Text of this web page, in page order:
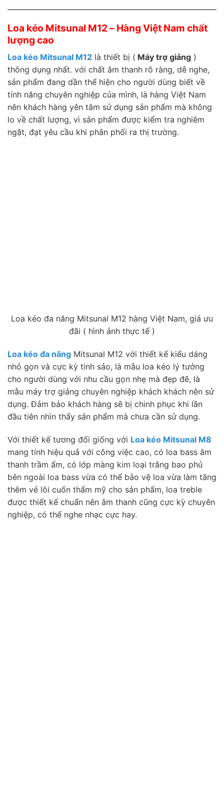
Loa kéo Mitsunal M12 – Hàng Việt Nam chất
lượng cao
Loa kéo Mitsunal M12 là thiết bị ( Máy trợ giảng )
thông dụng nhất. với chất âm thanh rõ ràng, dễ nghe,
sản phẩm đang dần thể hiện cho người dùng biết về
tính năng chuyên nghiệp của mình, là hàng Việt Nam
nên khách hàng yên tâm sử dụng sản phẩm mà không
lo về chất lượng, vì sản phẩm được kiểm tra nghiêm
ngặt, đạt yêu cầu khi phân phối ra thị trường.
Loa kéo đa năng Mitsunal M12 hàng Việt Nam, giá ưu
đãi ( hình ảnh thực tế )
Loa kéo đa năng Mitsunal M12 với thiết kế kiểu dáng
nhỏ gọn và cực kỳ tinh sảo, là mẫu loa kéo lý tưởng
cho người dùng với nhu cầu gọn nhẹ mà đẹp đẽ, là
mẫu máy trợ giảng chuyên nghiệp khách khách nên sử
dụng. Đảm bảo khách hàng sẽ bị chinh phục khi lần
đầu tiên nhìn thấy sản phẩm mà chưa cần sử dụng.
Với thiết kế tương đối giống với Loa kéo Mitsunal M8
mang tính hiệu quả với công việc cao, có loa bass âm
thanh trầm ấm, có lớp màng kim loại trắng bao phủ
bên ngoài loa bass vừa có thể bảo vệ loa vừa làm tăng
thêm vẻ lôi cuốn thẩm mỹ cho sản phẩm, loa treble
được thiết kế chuẩn nên âm thanh cũng cực kỳ chuyên
nghiệp, có thể nghe nhạc cực hay.